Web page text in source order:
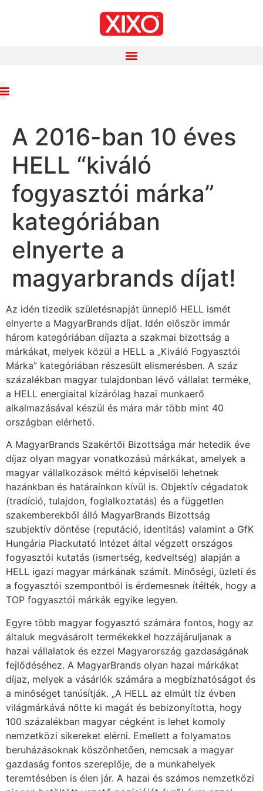
A 2016-ban 10 éves
HELL “kiváló
fogyasztói márka”
kategóriában
elnyerte a
magyarbrands díjat!
Az idén tizedik születésnapját ünneplő HELL ismét
elnyerte a MagyarBrands díjat. Idén először immár
három kategóriában díjazta a szakmai bizottság a
márkákat, melyek közül a HELL a „Kiváló Fogyasztói
Márka” kategóriában részesült elismerésben. A száz
százalékban magyar tulajdonban lévő vállalat terméke,
a HELL energiaital kizárólag hazai munkaerő
alkalmazásával készül és mára már több mint 40
országban elérhető.
A MagyarBrands Szakértői Bizottsága már hetedik éve
díjaz olyan magyar vonatkozású márkákat, amelyek a
magyar vállalkozások méltó képviselői lehetnek
hazánkban és határainkon kívül is. Objektív cégadatok
(tradíció, tulajdon, foglalkoztatás) és a független
szakemberekből álló MagyarBrands Bizottság
szubjektív döntése (reputáció, identitás) valamint a GfK
Hungária Piackutató Intézet által végzett országos
fogyasztói kutatás (ismertség, kedveltség) alapján a
HELL igazi magyar márkának számít. Minőségi, üzleti és
a fogyasztói szempontból is érdemesnek ítélték, hogy a
TOP fogyasztói márkák egyike legyen.
Egyre több magyar fogyasztó számára fontos, hogy az
általuk megvásárolt termékekkel hozzájáruljanak a
hazai vállalatok és ezzel Magyarország gazdaságának
fejlődéséhez. A MagyarBrands olyan hazai márkákat
díjaz, melyek a vásárlók számára a megbízhatóságot és
a minőséget tanúsítják. „A HELL az elmúlt tíz évben
világmárkává nőtte ki magát és bebizonyította, hogy
100 százalékban magyar cégként is lehet komoly
nemzetközi sikereket elérni. Emellett a folyamatos
beruházásoknak köszönhetően, nemcsak a magyar
gazdaság fontos szereplője, de a munkahelyek
teremtésében is élen jár. A hazai és számos nemzetközi